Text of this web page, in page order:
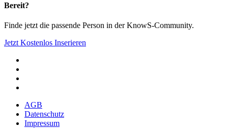
Bereit?
Finde jetzt die passende Person in der KnowS-Community.
Jetzt Kostenlos Inserieren
AGB
Datenschutz
Impressum